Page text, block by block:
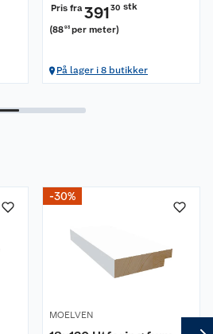
Pris fra391 30 stk
(88 93 per meter)
På lager i 8 butikker
-30%
MOELVEN